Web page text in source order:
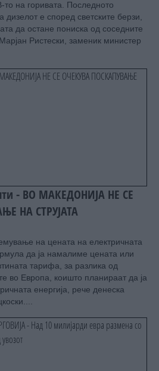
на горивата. Последното
дизелот е според светските берзи,
да остане пониска од соседните
Ристески, заменик министер
- ВО МАКЕДОНИЈА НЕ СЕ
НА СТРУЈАТА
на цената на електричната
да ја намалиме цената или
тарифа, за разлика од
во Европа, коишто планираат да ја
енергија, рече денеска